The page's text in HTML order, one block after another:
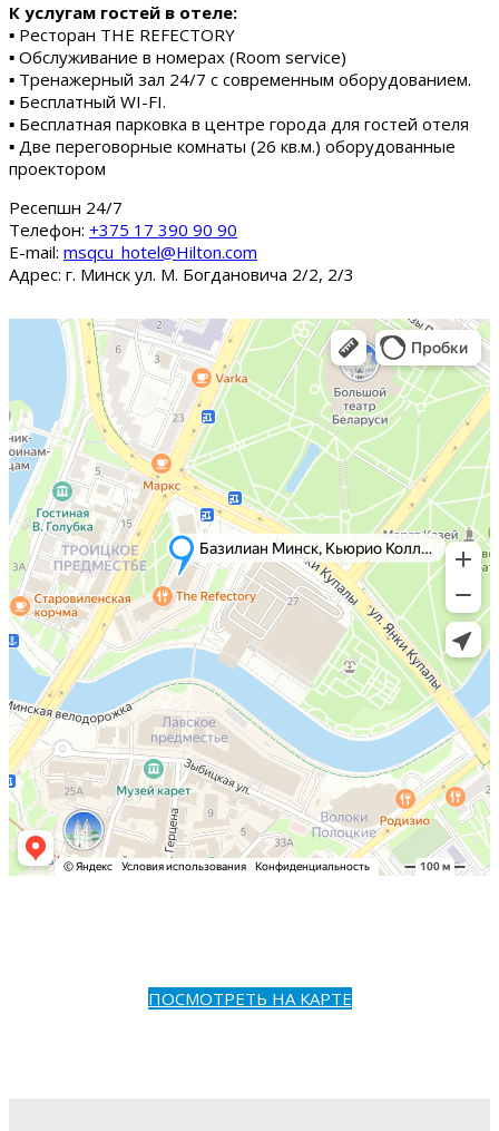
К услугам гостей в отеле:
▪ Ресторан THE REFECTORY
▪ Обслуживание в номерах (Room service)
▪ Тренажерный зал 24/7 с современным оборудованием.
▪ Бесплатный WI-FI.
▪ Бесплатная парковка в центре города для гостей отеля
▪ Две переговорные комнаты (26 кв.м.) оборудованные
проектором
Ресепшн 24/7
Tелефон: +375 17 390 90 90
E-mail: msqcu_hotel@Hilton.com
Адрес: г. Минск ул. М. Богдановича 2/2, 2/3
ПОСМОТРЕТЬ НА КАРТЕ